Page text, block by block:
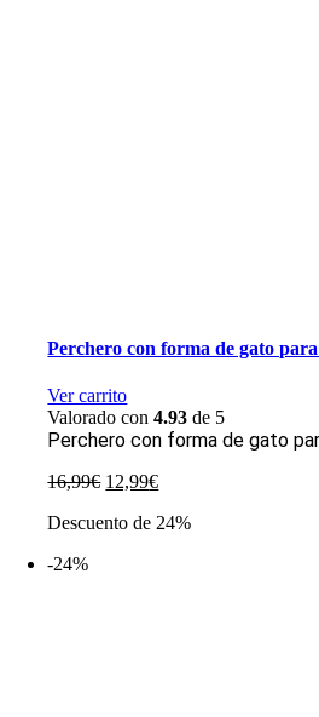
Perchero con forma de gato
Ver carrito
Valorado con4.93 de 5
Perchero con forma de gato
16,99€ El
original
12,99€El
actual
Descuento de 24%
-24%